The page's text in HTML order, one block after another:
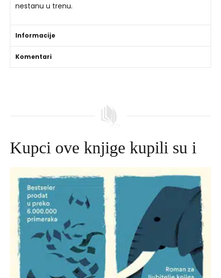
nestanu u trenu.
Informacije
Komentari
Kupci ove knjige kupili su i